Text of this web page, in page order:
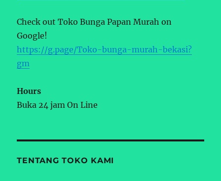
Check out Toko Bunga Papan Murah on
Google!
https://g.page/Toko-bunga-murah-bekasi?
gm
Hours
Buka 24 jam On Line
TENTANG TOKO KAMI